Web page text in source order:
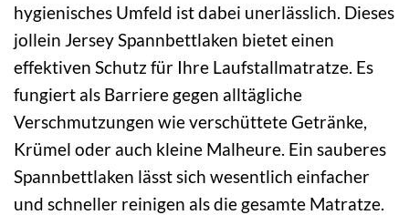
hygienisches Umfeld ist dabei unerlässlich. Dieses
jollein Jersey Spannbettlaken bietet einen
effektiven Schutz für Ihre Laufstallmatratze. Es
fungiert als Barriere gegen alltägliche
Verschmutzungen wie verschüttete Getränke,
Krümel oder auch kleine Malheure. Ein sauberes
Spannbettlaken lässt sich wesentlich einfacher
und schneller reinigen als die gesamte Matratze.